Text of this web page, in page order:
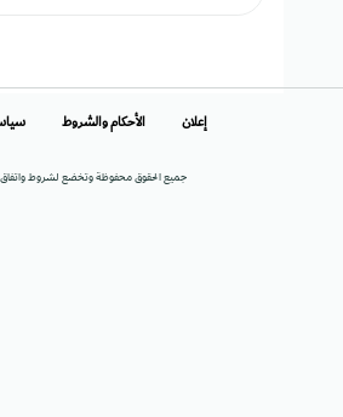
جميع الحقوق محفوظة وتخضع لشروط واتفاق
إعلان الأحكام والشروط